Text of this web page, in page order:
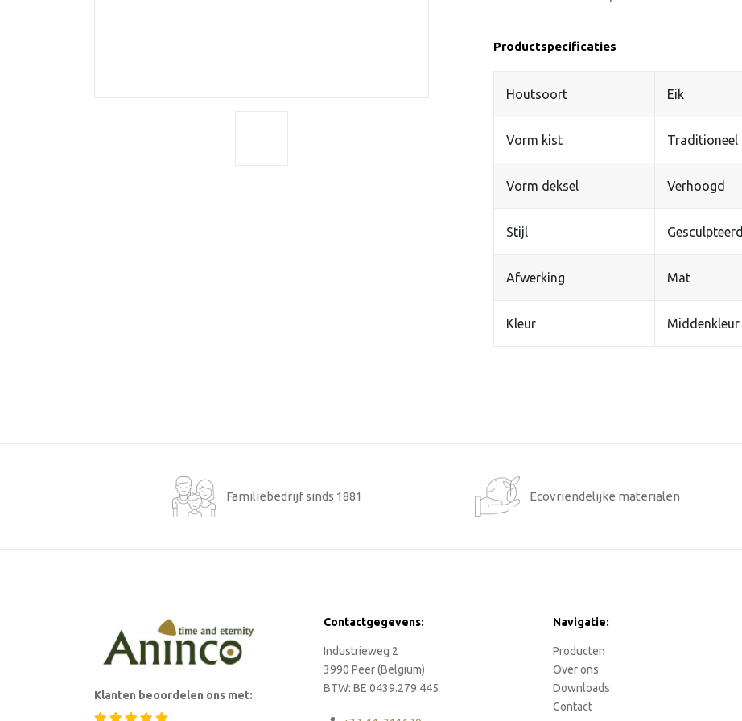
Productspecificaties
Houtsoort Eik
Vorm kist Traditioneel
Vorm deksel Verhoogd
Stijl Gesculpteerd
Afwerking Mat
Kleur Middenkleur
Familiebedrijf sinds 1881 Ecovriendelijke materialen
Klanten beoordelen ons met:
Contactgegevens:
Industrieweg 2
3990 Peer (Belgium)
BTW: BE 0439.279.445
Navigatie:
Producten
Over ons
Downloads
Contact